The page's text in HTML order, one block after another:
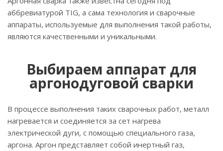
аббревиатурой TIG, а сама технология и сварочные
аппараты, используемые для выполнения такой работы,
являются качественными и уникальными.
Выбираем аппарат для
аргонодуговой сварки
В процессе выполнения таких сварочных работ, металл
нагревается и соединяется за сет нагрева
электрической дуги, с помощью специального газа,
аргона. Аргон представляет собой инертный газ,